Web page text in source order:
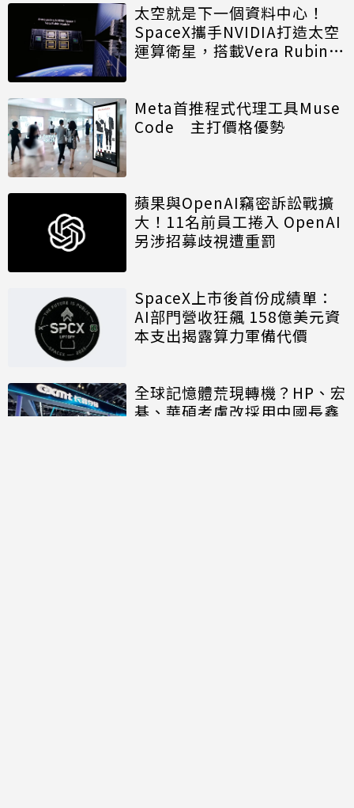
太空就是下一個資料中心！
SpaceX攜手NVIDIA打造太空
運算衛星，搭載Vera Rubin運
Meta首推程式代理工具Muse
Code 主打價格優勢
蘋果與OpenAI竊密訴訟戰擴
大！11名前員工捲入 OpenAI
另涉招募歧視遭重罰
SpaceX上市後首份成績單：
AI部門營收狂飆 158億美元資
本支出揭露算力軍備代價
全球記憶體荒現轉機？HP、宏
碁、華碩考慮改採用中國長鑫